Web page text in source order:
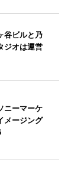
谷ビルと乃
ジオは運営
ニーマーケ
メージング